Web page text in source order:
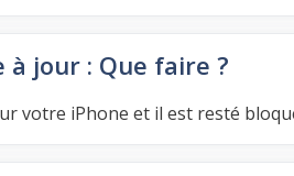
jour : Que faire ?
votre iPhone et il est resté